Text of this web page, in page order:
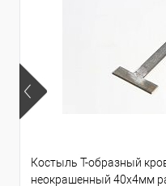
Костыль Т-образный
неокрашенный 40х4мм